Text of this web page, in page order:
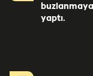
yaptı.